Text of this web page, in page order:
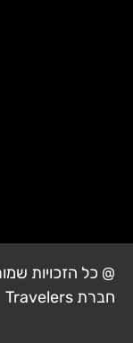
@ כל הזכויות
חברת Travelers